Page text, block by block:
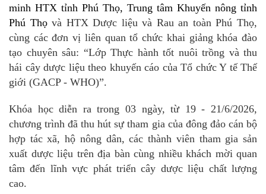
minh HTX tỉnh Phú Thọ, Trung tâm Khuyến nông tỉnh
Phú Thọvà HTX Dược liệu và Rau an toàn Phú Thọ,
cùng các đơn vị liên quan tổ chức khai giảng khóa đào
tạo chuyên sâu: “Lớp Thực hành tốt nuôi trồng và thu
hái cây dược liệu theo khuyến cáo của Tổ chức Y tế Thế
giới (GACP - WHO)”.
Khóa học diễn ra trong 03 ngày, từ 19 - 21/6/2026,
chương trình đã thu hút sự tham gia của đông đảo cán bộ
hợp tác xã, hộ nông dân, các thành viên tham gia sản
xuất dược liệu trên địa bàn cùng nhiều khách mời quan
tâm đến lĩnh vực phát triển cây dược liệu chất lượng
cao.